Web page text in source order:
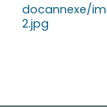
docannexe/
2.jpg